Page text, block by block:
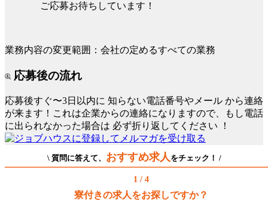
ご応募お待ちしています！
業務内容の変更範囲：会社の定めるすべての業務
応募後の流れ
応募後すぐ〜3日以内に 知らない電話番号やメール から連絡
が来ます！これは企業からの連絡になりますので、もし電話
に出られなかった場合は 必ず折り返してください ！
\ 質問に答えて、 おすすめ求人 をチェック！ /
1 / 4
寮付きの求人をお探しですか？